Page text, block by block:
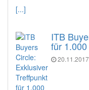
[...]
ITB
für
20.11.2017